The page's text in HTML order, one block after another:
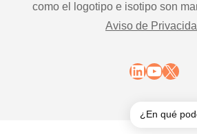
como el logotipo e isotipo son
Aviso de
LinkedIn
X
¿En qué